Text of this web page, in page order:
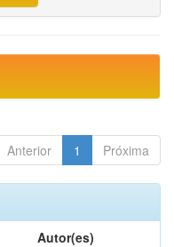
Anterior 1 Próxima
Autor(es)